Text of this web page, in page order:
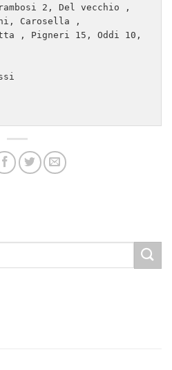
2, Del vecchio ,
Carosella ,
, Pigneri 15, Oddi 10,